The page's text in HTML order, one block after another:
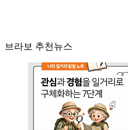
브라보 추천뉴스